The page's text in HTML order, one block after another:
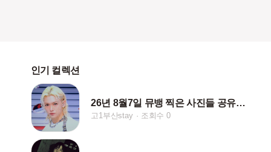
인기 컬렉션
26년 8월7일 뮤뱅 찍은 사진들 공유 해욥ㅎㅎ
고1부산stay 조회수 0